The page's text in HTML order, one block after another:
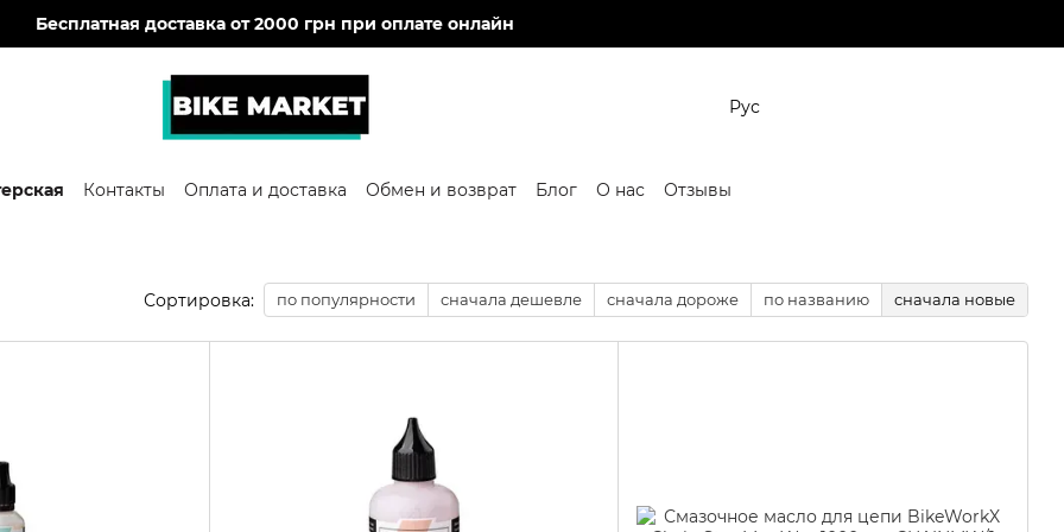
Бесплатная доставка от 2000 грн при оплате онлайн
Рус
Контакты Оплата и доставка Обмен и возврат Блог О нас Отзывы
Сортировка: по популярности сначала дешевле сначала дороже по названию сначала новые